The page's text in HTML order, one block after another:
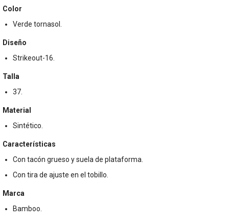
Color
Verde tornasol.
Diseño
Strikeout-16.
Talla
37.
Material
Sintético.
Características
Con tacón grueso y suela de plataforma.
Con tira de ajuste en el tobillo.
Marca
Bamboo.